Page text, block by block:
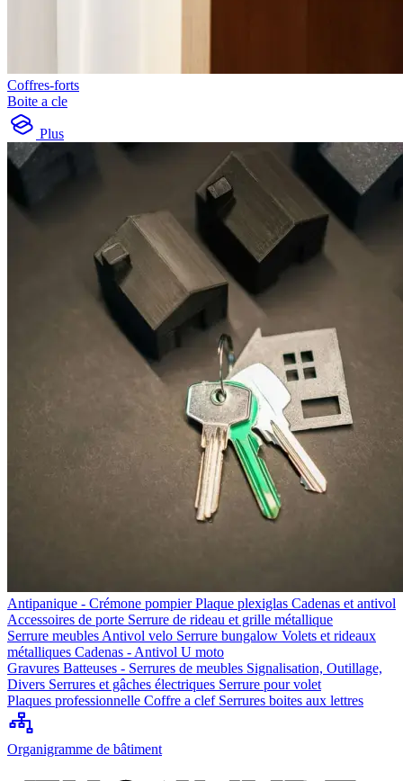
Coffres-forts
Boite a cle
Plus
Antipanique - Crémone pompierPlaque plexiglas Cadenas et antivol
Accessoires de porte Serrure de rideau et grille métallique
Serrure meubles Antivol velo Serrure bungalow Volets et rideaux
métalliques Cadenas - Antivol U moto
Gravures Batteuses - Serrures de meubles Signalisation, Outillage,
Divers Serrures et gâches électriques Serrure pour volet
Plaques professionnelle Coffre a clef Serrures boites aux lettres
Organigramme de bâtiment